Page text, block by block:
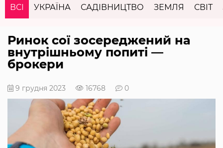
ВСІ УКРАЇНА САДІВНИЦТВО ЗЕМЛЯ СВІТ
Ринок сої зосереджений на
внутрішньому попиті —
брокери
9 грудня 2023 16768 0